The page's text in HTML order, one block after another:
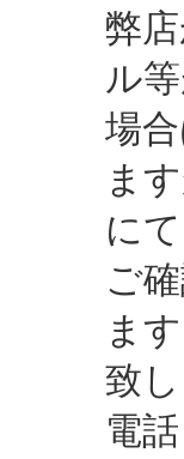
弊
ル
場
ま
に
ご
ま
致
電